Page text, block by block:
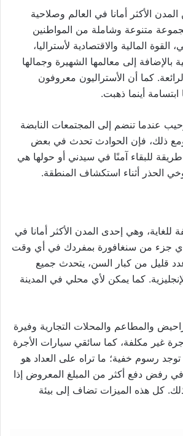
الأكثر أمانا في العالم وصلاحية
متنوعة وشاملة من المواطنين
القوة المالية والاقتصادية لأستراليا،
بالإضافة إلى معالمها الشهيرة وجمالها
كما أن الأستراليون معروفون
أينما ذهبت.
عندما تنضم إلى المجتمعات النابضة
ومع ذلك، فإن الحوادث تحدث في بعض
للبقاء آمنًا في سيدني أو حولها هي
الحذر أثناء استكشاف المنطقة.
للغاية، وهي إحدى المدن الأكثر أمانا في
أي جزء من سنغافورة بمفردك في أي وقت
قليل من كبار السن، يتحدث جميع
كما يمكن لأي محلي في المدينة
والمطاعم والمحلات التجارية وفيرة
غير مكلفة، كما سائقي سيارات الأجرة
توجد رسوم خفية؛ ما تراه على العداد هو
رفض دفع أكثر من المبلغ المعروض إذا
كل هذه الميزات تضاف إلى بيئة